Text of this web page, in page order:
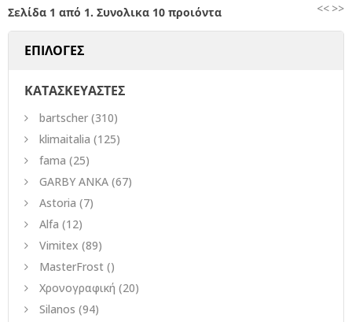
Σελίδα 1 από 1. Συνολικα 10 προιόντα << >>
ΕΠΙΛΟΓΕΣ
ΚΑΤΑΣΚΕΥΑΣΤΕΣ
bartscher (310)
klimaitalia (125)
fama (25)
GARBY ANKA (67)
Astoria (7)
Alfa (12)
Vimitex (89)
MasterFrost ()
Χρονογραφική (20)
Silanos (94)